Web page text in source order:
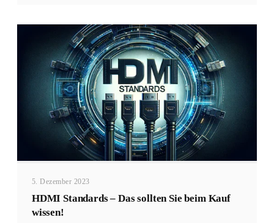
5. Dezember 2023
HDMI Standards – Das sollten Sie beim Kauf
wissen!